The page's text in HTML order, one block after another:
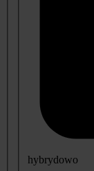
hybrydowo